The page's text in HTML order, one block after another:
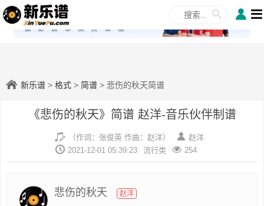
✕
新乐谱 > 格式 > 简谱 > 悲伤的秋天简谱
《悲伤的秋天》简谱 赵洋-音乐伙伴制谱
（作词：张俊英 作曲：赵洋）
赵洋
2021-12-01 05:39:23
流行类 254
悲伤的秋天 赵洋